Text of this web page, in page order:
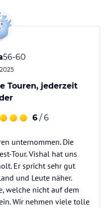
56-60
Touren, jederzeit
6 / 6
unternommen. Die
Tour. Vishal hat uns
Er spricht sehr gut
und Leute näher.
welche nicht auf dem
Wir nehmen viele tolle